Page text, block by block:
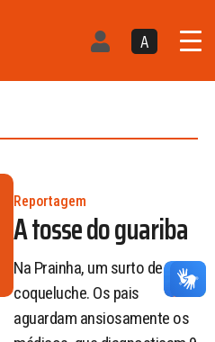
A
Reportagem
A tosse do guariba
Na Prainha, um surto de
coqueluche. Os pais
aguardam ansiosamente os